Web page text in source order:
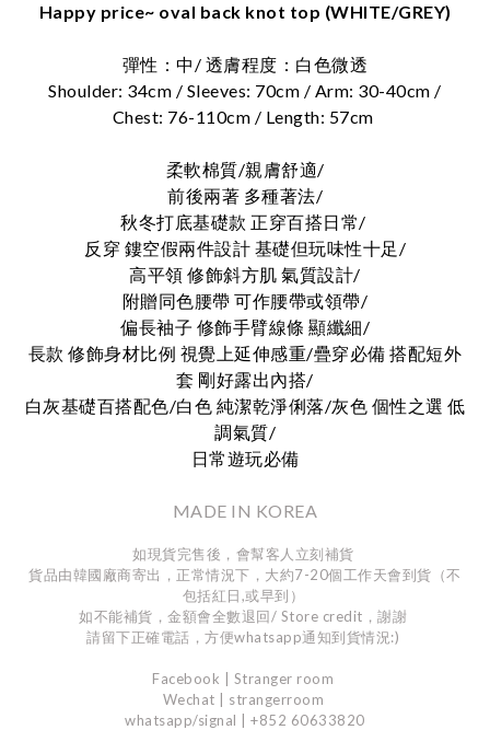
Happy price~ oval back knot top (WHITE/GREY)
彈性：中/ 透膚程度：白色微透
Shoulder: 34cm / Sleeves: 70cm / Arm: 30-40cm /
Chest: 76-110cm / Length: 57cm
柔軟棉質/親膚舒適/
前後兩著 多種著法/
秋冬打底基礎款 正穿百搭日常/
反穿 鏤空假兩件設計 基礎但玩味性十足/
高平領 修飾斜方肌 氣質設計/
附贈同色腰帶 可作腰帶或領帶/
偏長袖子 修飾手臂線條 顯纖細/
長款 修飾身材比例 視覺上延伸感重/疊穿必備 搭配短外
套 剛好露出內搭/
白灰基礎百搭配色/白色 純潔乾淨俐落/灰色 個性之選 低
調氣質/
日常遊玩必備
MADE IN KOREA
如現貨完售後，會幫客人立刻補貨
貨品由韓國廠商寄出，正常情況下，大約7-20個工作天會到貨（不
包括紅日,或早到）
如不能補貨，金額會全數退回/ Store credit，謝謝
請留下正確電話，方便whatsapp通知到貨情況:)
Facebook | Stranger room
Wechat | strangerroom
whatsapp/signal | +852 60633820